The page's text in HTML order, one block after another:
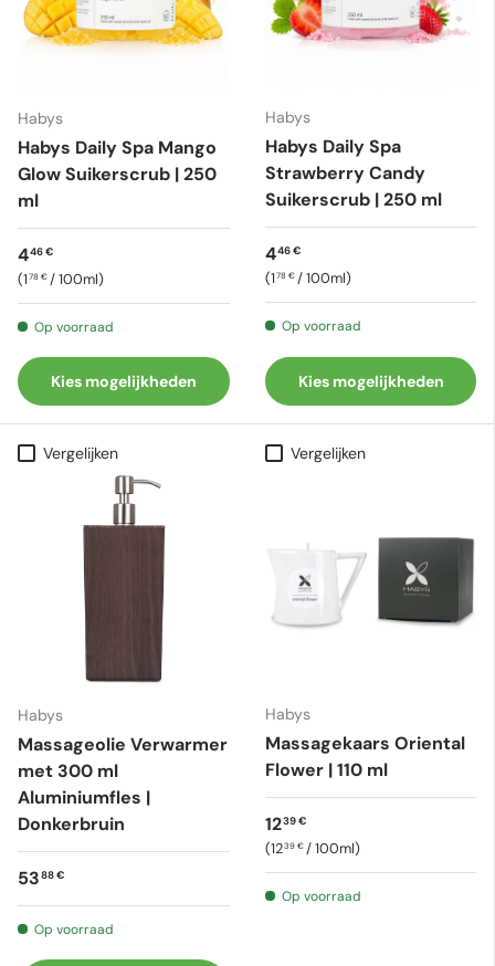
Habys
Habys Daily Spa Mango
Glow Suikerscrub | 250
ml
Reguliere prijs
446 €
Eenheid prijs
178 € /100ml
Op voorraad
Kies mogelijkheden
Habys
Habys Daily Spa
Strawberry Candy
Suikerscrub | 250 ml
Reguliere prijs
446 €
Eenheid prijs
178 € /100ml
Op voorraad
Kies mogelijkheden
Vergelijken
Habys
Massageolie Verwarmer
met 300 ml
Aluminiumfles |
Donkerbruin
Reguliere prijs
5388 €
Op voorraad
Vergelijken
Habys
Massagekaars Oriental
Flower | 110 ml
Reguliere prijs
1239 €
Eenheid prijs
1239 € /100ml
Op voorraad